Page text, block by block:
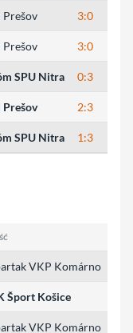
3:0
3:0
SPU Nitra 0:3
2:3
SPU Nitra 1:3
VKP Komárno
Šport Košice
VKP Komárno